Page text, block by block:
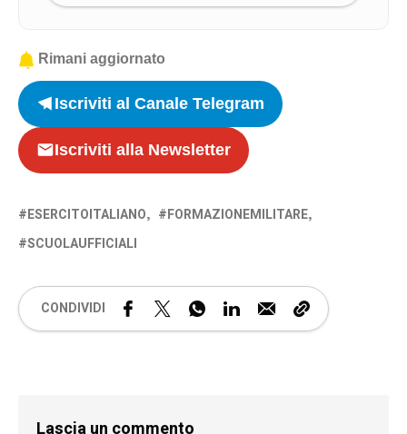
Rimani aggiornato
Iscriviti al Canale Telegram
Iscriviti alla Newsletter
ESERCITOITALIANO
FORMAZIONEMILITARE
SCUOLAUFFICIALI
CONDIVIDI
Lascia un commento